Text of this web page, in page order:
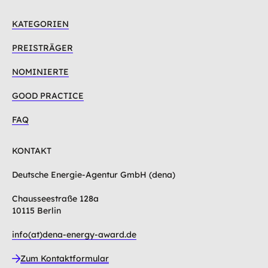
KATEGORIEN
PREISTRÄGER
NOMINIERTE
GOOD PRACTICE
FAQ
KONTAKT
Deutsche Energie-Agentur GmbH (dena)
Chausseestraße 128a
10115 Berlin
info(at)dena-energy-award.de
Zum Kontaktformular